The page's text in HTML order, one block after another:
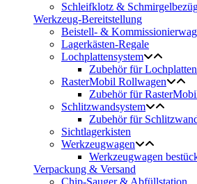
Schleifklotz &
Werkzeug-Bereitstellung
Beistell- &
Lagerkästen-Regale
Lochplattensystem
Zubehör für
RasterMobil Rollwagen
Zubehör für
Schlitzwandsystem
Zubehör für
Sichtlagerkisten
Werkzeugwagen
Werkzeugwagen
Verpackung & Versand
Chip-Sauger & Abfüllstation